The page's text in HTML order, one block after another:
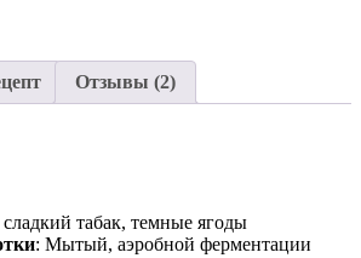
Отзывы (2)
табак, темные ягоды
: Мытый, аэробной ферментации